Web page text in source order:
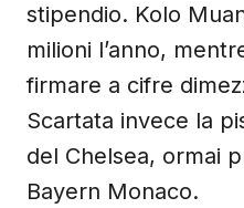
stipendio. Kolo
milioni l’anno,
firmare a cifre
Scartata invece la
del Chelsea, ormai
Bayern Monaco.